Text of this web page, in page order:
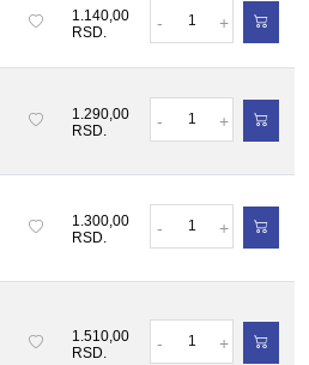
1.140,00
RSD.
- +
1.290,00
RSD.
- +
1.300,00
RSD.
- +
1.510,00
RSD.
- +